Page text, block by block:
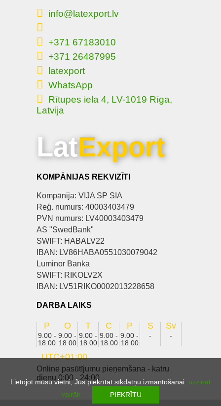
Lietojot mūsu vietni, Jūs piekrītat sīkdatņu izmantošanai. uzzināt
vairāk
info@latexport.lv
+371 67183010
+371 26487995
latexport
WhatsApp
Rītupes iela 4, LV-1019 Rīga,
Latvija
LatExport
KOMPĀNIJAS REKVIZĪTI
Kompānija: VIJA SP SIA
Reģ. numurs: 40003403479
PVN numurs: LV40003403479
AS "SwedBank"
SWIFT: HABALV22
IBAN: LV86HABA0551030079042
Luminor Banka
SWIFT: RIKOLV2X
IBAN: LV51RIKO0002013228658
DARBA LAIKS
P
9.00 -
18.00
O
9.00 -
18.00
T
9.00 -
18.00
C
9.00 -
18.00
P
9.00 -
18.00
S
-
Sv
-
UTC+01:00
Online pasūtījumu pieņemšana - katru
dienu 0:00 - 24:00